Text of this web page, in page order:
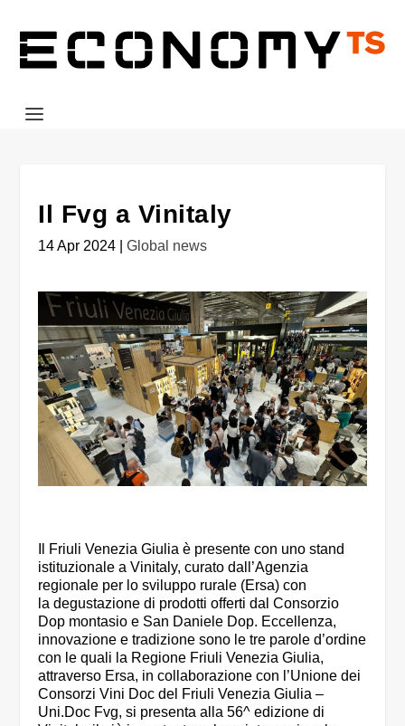
Il Fvg a Vinitaly
14 Apr 2024 |Global news
Il Friuli Venezia Giulia è presente con uno stand
istituzionale a Vinitaly, curato dall’Agenzia
regionale per lo sviluppo rurale (Ersa) con
la degustazione di prodotti offerti dal Consorzio
Dop montasio e San Daniele Dop. Eccellenza,
innovazione e tradizione sono le tre parole d’ordine
con le quali la Regione Friuli Venezia Giulia,
attraverso Ersa, in collaborazione con l’Unione dei
Consorzi Vini Doc del Friuli Venezia Giulia –
Uni.Doc Fvg, si presenta alla 56^ edizione di